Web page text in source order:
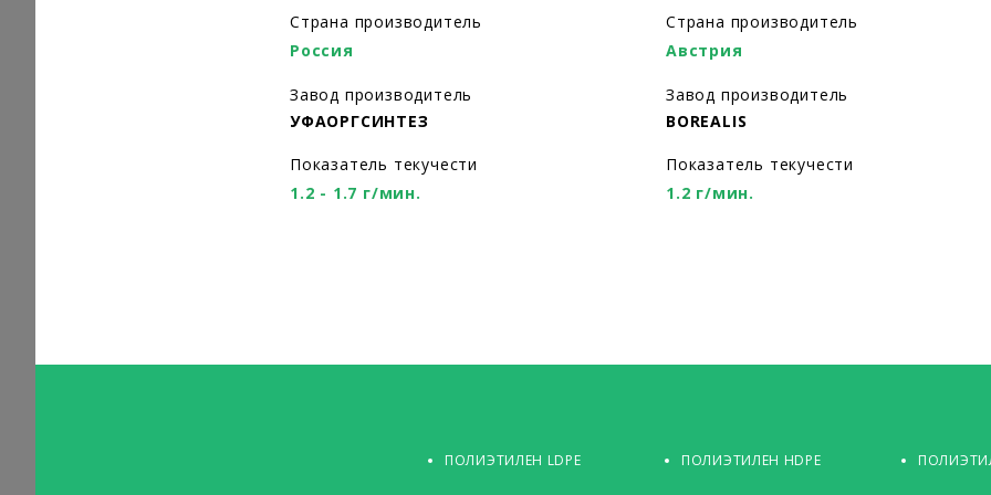
Страна производитель
Россия
Завод производитель
УФАОРГСИНТЕЗ
Показатель текучести
1.2 - 1.7 г/мин.
Страна производитель
Австрия
Завод производитель
BOREALIS
Показатель текучести
1.2 г/мин.
ПОЛИЭТИЛЕН LDPE ПОЛИЭТИЛЕН HDPE